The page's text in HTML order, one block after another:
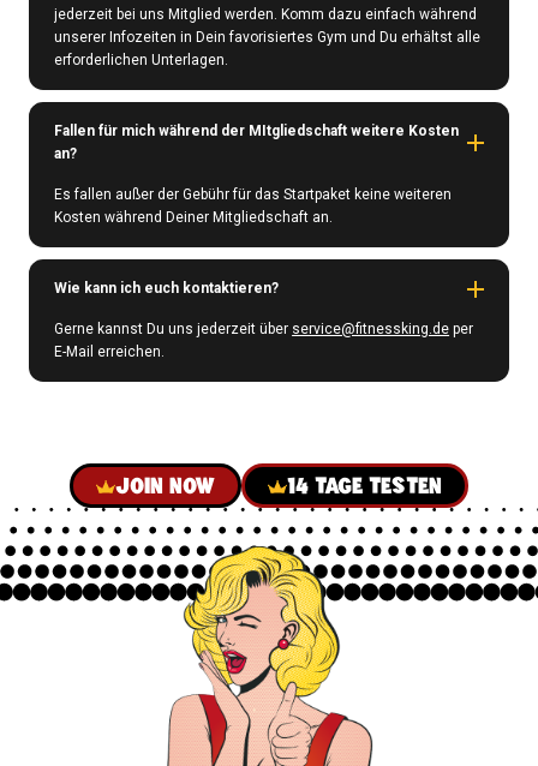
jederzeit bei uns Mitglied werden. Komm dazu einfach während
unserer Infozeiten in Dein favorisiertes Gym und Du erhältst alle
erforderlichen Unterlagen.
Fallen für mich während der MItgliedschaft weitere Kosten
an?
Es fallen außer der Gebühr für das Startpaket keine weiteren
Kosten während Deiner Mitgliedschaft an.
Wie kann ich euch kontaktieren?
Gerne kannst Du uns jederzeit über service@fitnessking.de per
E-Mail erreichen.
JOIN NOW 14 TAGE TESTEN